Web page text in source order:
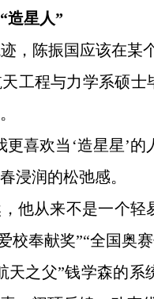
造星人”
，陈振国应该在某
工程与力学系硕
更喜欢当‘造星星’
浸润的松弛感。
他从来不是一个
校奉献奖”“全国奥
天之父”钱学森的